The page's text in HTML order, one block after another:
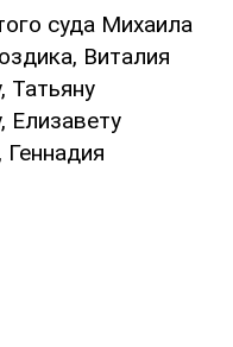
суда Михаила
Виталия
Татьяну
Елизавету